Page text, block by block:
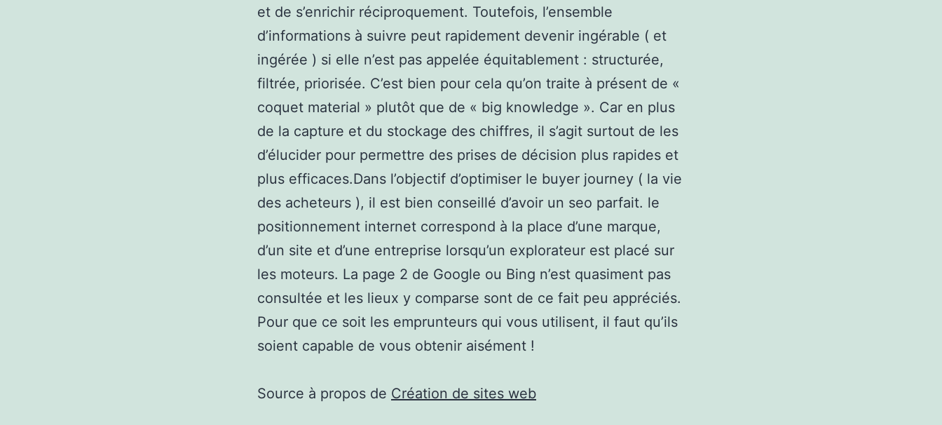
et de s’enrichir réciproquement. Toutefois, l’ensemble
d’informations à suivre peut rapidement devenir ingérable ( et
ingérée ) si elle n’est pas appelée équitablement : structurée,
filtrée, priorisée. C’est bien pour cela qu’on traite à présent de «
coquet material » plutôt que de « big knowledge ». Car en plus
de la capture et du stockage des chiffres, il s’agit surtout de les
d’élucider pour permettre des prises de décision plus rapides et
plus efficaces.Dans l’objectif d’optimiser le buyer journey ( la vie
des acheteurs ), il est bien conseillé d’avoir un seo parfait. le
positionnement internet correspond à la place d’une marque,
d’un site et d’une entreprise lorsqu’un explorateur est placé sur
les moteurs. La page 2 de Google ou Bing n’est quasiment pas
consultée et les lieux y comparse sont de ce fait peu appréciés.
Pour que ce soit les emprunteurs qui vous utilisent, il faut qu’ils
soient capable de vous obtenir aisément !
Source à propos de Création de sites web